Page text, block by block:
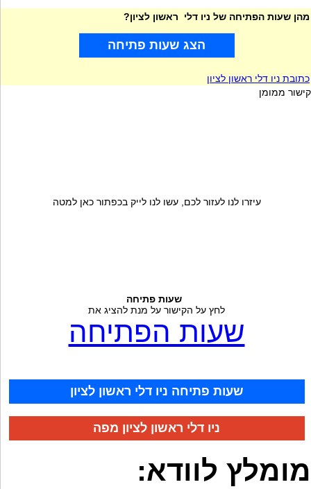
מהן שעות הפתיחה של ניו דלי ראשון לציון?
הצג שעות פתיחה
כתובת ניו דלי ראשון לציון
קישור ממומן
עיזרו לנו לעזור לכם, עשו לנו לייק בכפתור כאן למטה
שעות פתיחה
לחץ על הקישור על מנת להציג את
שעות הפתיחה
שעות פתיחה ניו דלי ראשון לציון
ניו דלי ראשון לציון מפה
מומלץ לוודא: